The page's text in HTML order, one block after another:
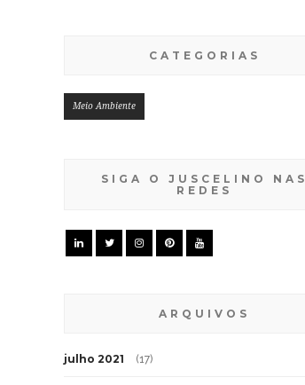
CATEGORIAS
Meio Ambiente
SIGA O JUSCELINO NAS
REDES
ARQUIVOS
julho 2021 (17)